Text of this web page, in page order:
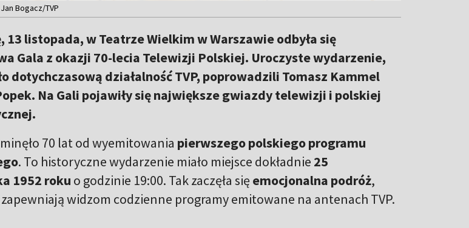
Bogacz/TVP
13 listopada, w Teatrze Wielkim w Warszawie odbyła się
Gala z okazji 70-lecia Telewizji Polskiej. Uroczyste wydarzenie,
dotychczasową działalność TVP, poprowadzili Tomasz Kammel
Na Gali pojawiły się największe gwiazdy telewizji i polskiej
70 lat od wyemitowania pierwszego polskiego programu
. To historyczne wydarzenie miało miejsce dokładnie 25
1952 roku o godzinie 19:00. Tak zaczęła się emocjonalna podróż,
widzom codzienne programy emitowane na antenach TVP.